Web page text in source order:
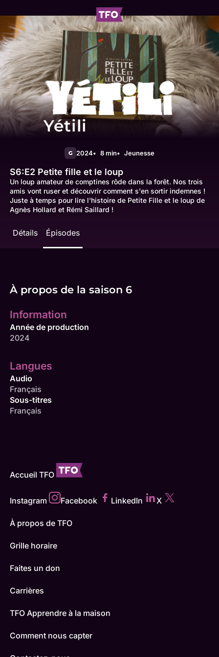
Yétili
G 2024 8 min Jeunesse
S6:E2 Petite fille et le loup
Un loup amateur de comptines rôde dans la forêt. Nos trois
amis vont ruser et découvrir comment s'en sortir indemnes !
Juste à temps pour lire l'histoire de Petite Fille et le loup de
Agnès Hollard et Rémi Saillard !
Détails Épisodes
À propos de la saison 6
Information
Année de production
2024
Langues
Audio
Français
Sous-titres
Français
Accueil TFO
Instagram Facebook LinkedIn X
À propos de TFO
Grille horaire
Faites un don
Carrières
TFO Apprendre à la maison
Comment nous capter